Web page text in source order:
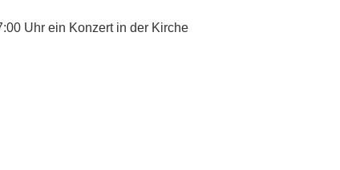
Uhr ein Konzert in der Kirche